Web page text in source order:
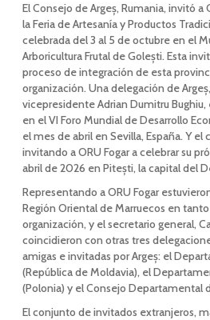
El Consejo de Argeș, Rumania, invitó a
la Feria de Artesanía y Productos
celebrada del 3 al 5 de octubre en el
Arboricultura Frutal de Golești. Esta
proceso de integración de esta
organización. Una delegación de
vicepresidente Adrian Dumitru
en el VI Foro Mundial de Desarrollo
el mes de abril en Sevilla, España. Y
invitando a ORU Fogar a celebrar su
abril de 2026 en Pitești, la capital del
Representando a ORU Fogar
Región Oriental de Marruecos en
organización, y el secretario general,
coincidieron con otras tres
amigas e invitadas por Argeș: el
(República de Moldavia), el
(Polonia) y el Consejo Departamental
El conjunto de invitados extranjeros,